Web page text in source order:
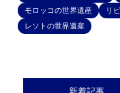
モロッコの世界遺産
リ
レソトの世界遺産